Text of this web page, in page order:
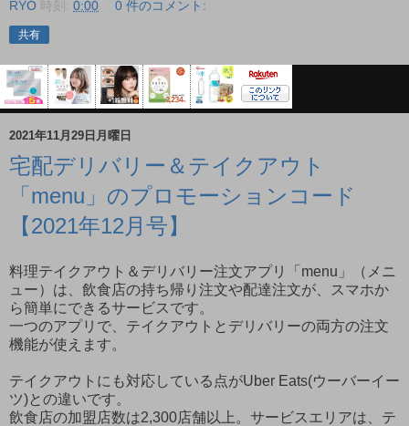
RYO 時刻: 0:00 0 件のコメント:
共有
2021年11月29日月曜日
宅配デリバリー＆テイクアウト
「menu」のプロモーションコード
【2021年12月号】
料理テイクアウト＆デリバリー注文アプリ「menu」（メニ
ュー）は、飲食店の持ち帰り注文や配達注文が、スマホか
ら簡単にできるサービスです。
一つのアプリで、テイクアウトとデリバリーの両方の注文
機能が使えます。
テイクアウトにも対応している点がUber Eats(ウーバーイー
ツ)との違いです。
飲食店の加盟店数は2,300店舗以上。サービスエリアは、テ